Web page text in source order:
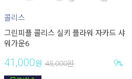
콜리스
그린피플 콜리스 실키 플라워 자카드 샤
워가운6
41,000원 45,000원 9%